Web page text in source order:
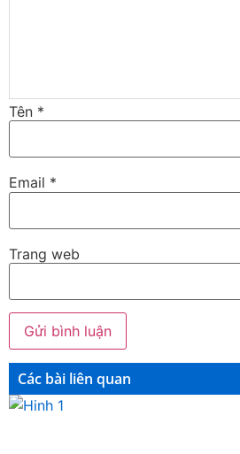
Tên *
Email *
Trang web
Các bài liên quan